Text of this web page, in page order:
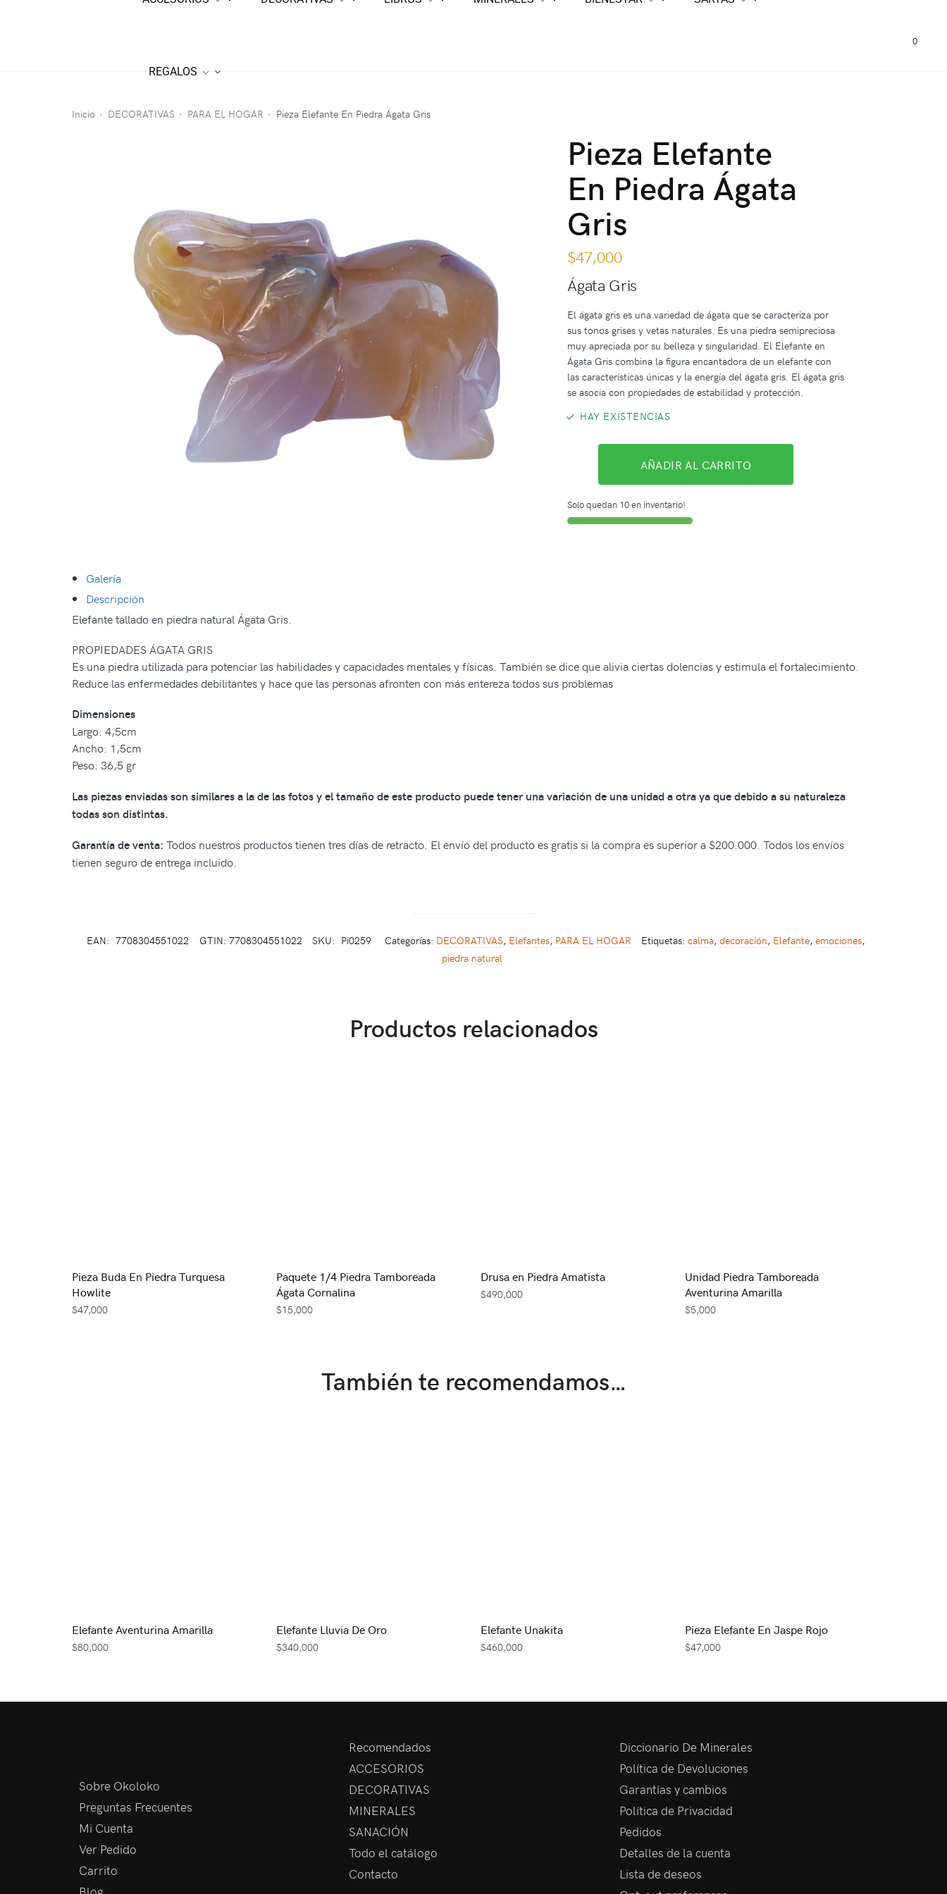
REGALOS
0
Inicio • DECORATIVAS • PARA EL HOGAR • Pieza Elefante En Piedra Ágata Gris
Pieza Elefante
En Piedra Ágata
Gris
$47,000
Ágata Gris
El ágata gris es una variedad de ágata que se caracteriza por
sus tonos grises y vetas naturales. Es una piedra semipreciosa
muy apreciada por su belleza y singularidad. El Elefante en
Ágata Gris combina la figura encantadora de un elefante con
las características únicas y la energía del ágata gris. El ágata gris
se asocia con propiedades de estabilidad y protección.
HAY EXISTENCIAS
AÑADIR AL CARRITO
Solo quedan 10 en inventario!
Galería
Descripción
Elefante tallado en piedra natural Ágata Gris.
PROPIEDADES ÁGATA GRIS
Es una piedra utilizada para potenciar las habilidades y capacidades mentales y físicas. También se dice que alivia ciertas dolencias y estimula el fortalecimiento.
Reduce las enfermedades debilitantes y hace que las personas afronten con más entereza todos sus problemas
Dimensiones
Largo: 4,5cm
Ancho: 1,5cm
Peso: 36,5 gr
Las piezas enviadas son similares a la de las fotos y el tamaño de este producto puede tener una variación de una unidad a otra ya que debido a su naturaleza
todas son distintas.
Garantía de venta: Todos nuestros productos tienen tres días de retracto. El envío del producto es gratis si la compra es superior a $200.000. Todos los envíos
tienen seguro de entrega incluido.
EAN: 7708304551022 GTIN: 7708304551022 SKU: Pi0259 Categorías: DECORATIVAS, Elefantes, PARA EL HOGAR Etiquetas: calma, decoración, Elefante, emociones,
piedra natural
Productos relacionados
Pieza Buda En Piedra Turquesa
Howlite
$47,000
Paquete 1/4 Piedra Tamboreada
Ágata Cornalina
$15,000
Drusa en Piedra Amatista
$490,000
Unidad Piedra Tamboreada
Aventurina Amarilla
$5,000
También te recomendamos…
Elefante Aventurina Amarilla
$80,000
Elefante Lluvia De Oro
$340,000
Elefante Unakita
$460,000
Pieza Elefante En Jaspe Rojo
$47,000
Sobre Okoloko
Preguntas Frecuentes
Mi Cuenta
Ver Pedido
Carrito
Recomendados
ACCESORIOS
DECORATIVAS
MINERALES
SANACIÓN
Todo el catálogo
Contacto
Diccionario De Minerales
Política de Devoluciones
Garantías y cambios
Política de Privacidad
Pedidos
Detalles de la cuenta
Lista de deseos